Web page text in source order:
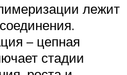
лежит
– цепная
стадии